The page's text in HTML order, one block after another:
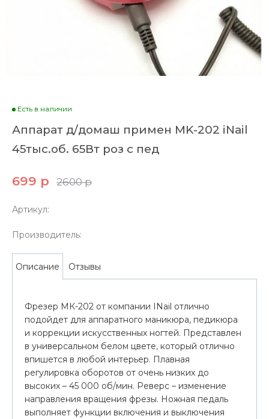
Есть в наличии
Аппарат д/домаш примен MK-202 iNail
45тыс.об. 65Вт роз с пед
699 р 2600 р
Артикул:
Производитель:
Описание Отзывы
Фрезер МК-202 от компании INail отлично
подойдет для аппаратного маникюра, педикюра
и коррекции искусственных ногтей. Представлен
в универсальном белом цвете, который отлично
впишется в любой интерьер. Плавная
регулировка оборотов от очень низких до
высоких – 45 000 об/мин. Реверс – изменение
направления вращения фрезы. Ножная педаль
выполняет функции включения и выключения